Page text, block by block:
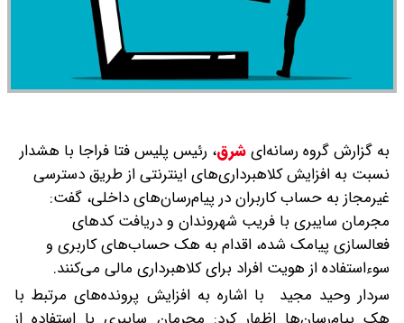
به گزارش گروه رسانه‌ایشرق، رئیس پلیس فتا فراجا با هشدار
نسبت به افزایش کلاهبرداری‌های اینترنتی از طریق دسترسی
غیرمجاز به حساب کاربران در پیام‌رسان‌های داخلی، گفت:
مجرمان سایبری با فریب شهروندان و دریافت کدهای
فعالسازی پیامک شده، اقدام به هک حساب‌های کاربری و
سوءاستفاده از هویت افراد برای کلاهبرداری مالی می‌کنند.
سردار وحید مجید با اشاره به افزایش پرونده‌های مرتبط با